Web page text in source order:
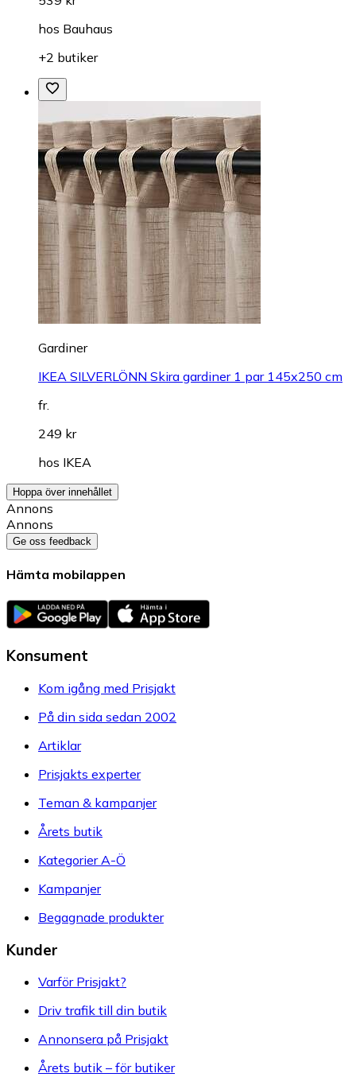
hos Bauhaus
+2 butiker
Gardiner
IKEA SILVERLÖNN Skira gardiner 1 par 145x250 cm
fr.
249 kr
hos IKEA
Hoppa över innehållet
Annons
Annons
Ge oss feedback
Hämta mobilappen
Konsument
Kom igång med Prisjakt
På din sida sedan 2002
Artiklar
Prisjakts experter
Teman & kampanjer
Årets butik
Kategorier A-Ö
Kampanjer
Begagnade produkter
Kunder
Varför Prisjakt?
Driv trafik till din butik
Annonsera på Prisjakt
Årets butik – för butiker